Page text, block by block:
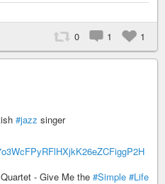
0 1 1
#jazz singer
- Give Me the #Simple #Life